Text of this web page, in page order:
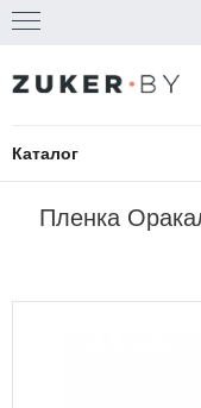
Каталог
Пленка